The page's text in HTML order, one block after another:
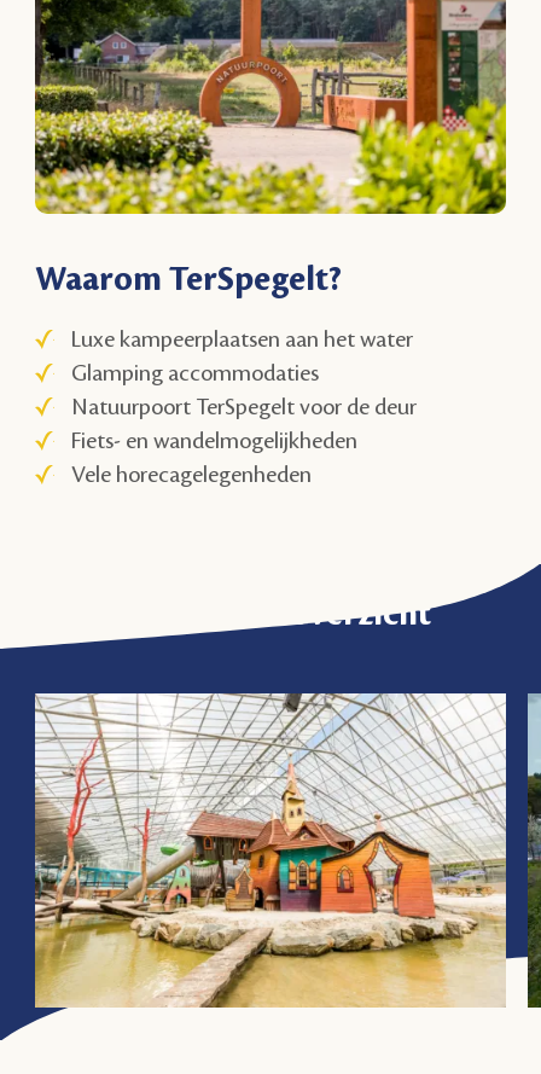
Waarom TerSpegelt?
Luxe kampeerplaatsen aan het water
Glamping accommodaties
Natuurpoort TerSpegelt voor de deur
Fiets- en wandelmogelijkheden
Vele horecagelegenheden
Activiteitenoverzicht